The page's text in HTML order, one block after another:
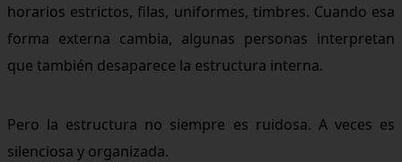
horarios estrictos, filas, uniformes, timbres. Cuando esa
forma externa cambia, algunas personas interpretan
que también desaparece la estructura interna.
Pero la estructura no siempre es ruidosa. A veces es
silenciosa y organizada.